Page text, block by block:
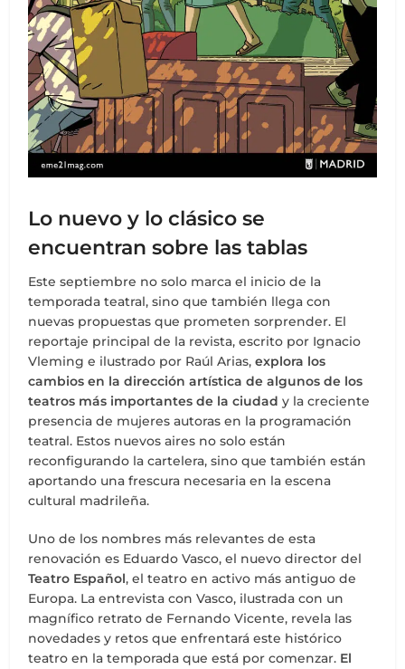
Lo nuevo y lo clásico se
encuentran sobre las tablas
Este septiembre no solo marca el inicio de la
temporada teatral, sino que también llega con
nuevas propuestas que prometen sorprender. El
reportaje principal de la revista, escrito por Ignacio
Vleming e ilustrado por Raúl Arias,explora los
cambios en la dirección artística de algunos de los
teatros más importantes de la ciudad y la creciente
presencia de mujeres autoras en la programación
teatral. Estos nuevos aires no solo están
reconfigurando la cartelera, sino que también están
aportando una frescura necesaria en la escena
cultural madrileña.
Uno de los nombres más relevantes de esta
renovación es Eduardo Vasco, el nuevo director del
Teatro Español, el teatro en activo más antiguo de
Europa. La entrevista con Vasco, ilustrada con un
magnífico retrato de Fernando Vicente, revela las
novedades y retos que enfrentará este histórico
teatro en la temporada que está por comenzar. El